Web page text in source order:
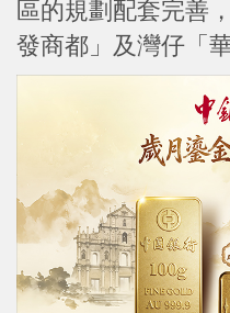
區的規劃配套完善
發商都」及灣仔「